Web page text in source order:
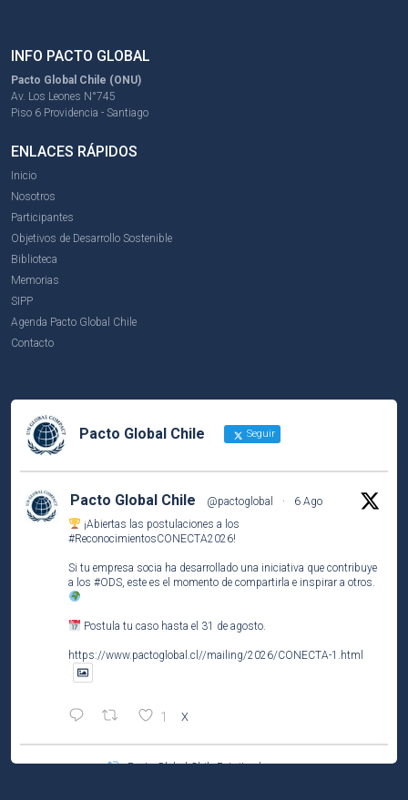
INFO PACTO GLOBAL
Pacto Global Chile (ONU)
Av. Los Leones N°745
Piso 6 Providencia - Santiago
ENLACES RÁPIDOS
Inicio
Nosotros
Participantes
Objetivos de Desarrollo Sostenible
Biblioteca
Memorias
SIPP
Agenda Pacto Global Chile
Contacto
Pacto Global Chile Seguir
Pacto Global Chile @pactoglobal ·
6 Ago
¡Abiertas las postulaciones a los
#ReconocimientosCONECTA2026!
Si tu empresa socia ha desarrollado una iniciativa que contribuye
a los #ODS , este es el momento de compartirla e inspirar a otros.
Postula tu caso hasta el 31 de agosto.
https://www.pactoglobal.cl//mailing/2026/CONECTA-1.html
1 X
Pacto Global Chile Retuiteado